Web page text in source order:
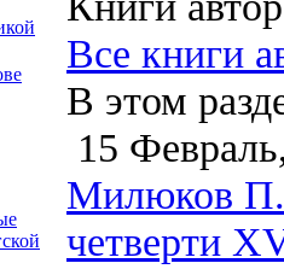
Все книги
В этом
15
Милюков
четверти